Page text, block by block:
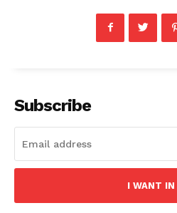
Subscribe
I WANT IN